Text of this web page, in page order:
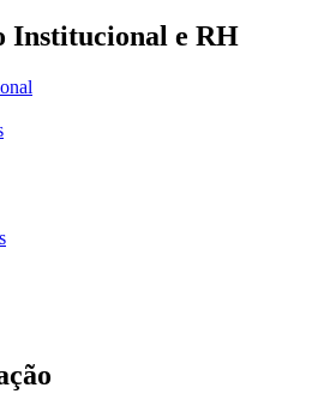
Institucional e RH